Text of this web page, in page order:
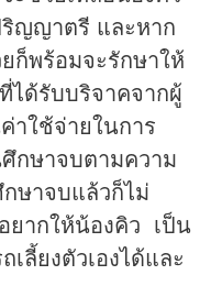
ริญญาตรี และหาก
ก็พร้อมจะรักษาให้
ได้รับบริจาคจากผู้
าใช้จ่ายในการ
กษาจบตามความ
ษาจบแล้วก็ไม่
ยากให้น้องคิว เป็น
ลี้ยงตัวเองได้และ